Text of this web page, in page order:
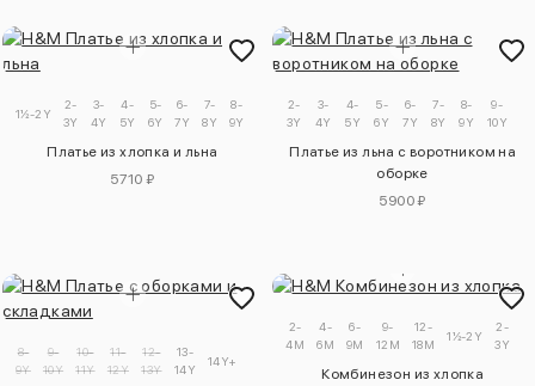
1½-2Y
2-
3Y
3-
4Y
4-
5Y
5-
6Y
6-
7Y
7-
8Y
8-
9Y
Платье из хлопка и льна
5710 ₽
2-
3Y
3-
4Y
4-
5Y
5-
6Y
6-
7Y
7-
8Y
8-
9Y
9-
10Y
Платье из льна с воротником на
оборке
5900 ₽
8-
9Y
9-
10Y
10-
11Y
11-
12Y
12-
13Y
13-
14Y
14Y+
2-
4M
4-
6M
6-
9M
9-
12M
12-
18M
1½-2Y
2-
3Y
Комбинезон из хлопка